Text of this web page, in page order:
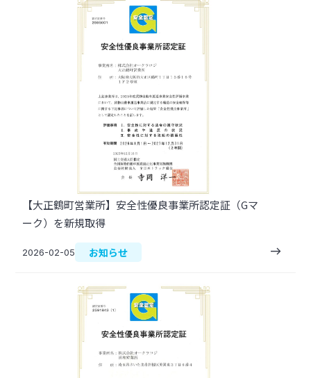
【大正鶴町営業所】安全性優良事業所認定証（Gマ
ーク）を新規取得
2026-02-05 お知らせ east